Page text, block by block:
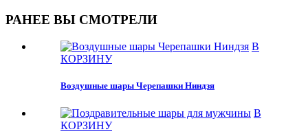
РАНЕЕ ВЫ СМОТРЕЛИ
В
КОРЗИНУ
Воздушные шары Черепашки Ниндзя
В
КОРЗИНУ